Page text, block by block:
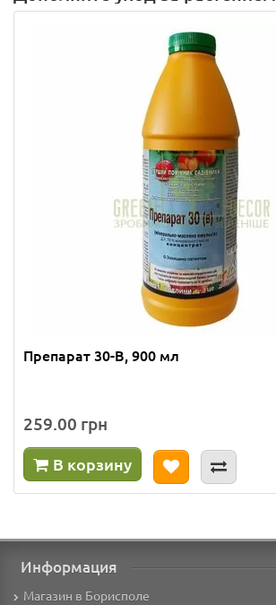
Препарат 30-В, 900 мл
259.00 грн
В корзину
Информация
Магазин в Борисполе